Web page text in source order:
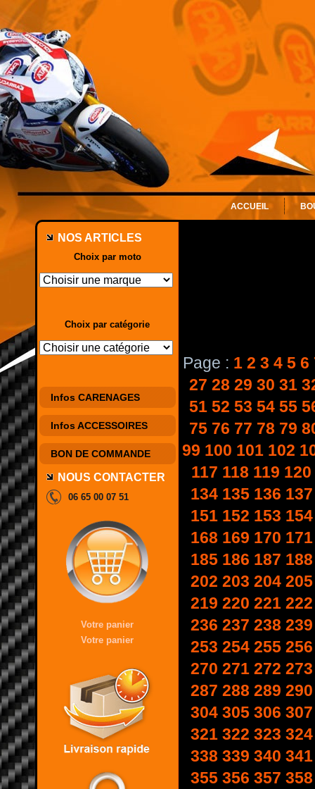
ACCUEIL
NOS ARTICLES
Choix par moto
Choix par catégorie
Infos CARENAGES
Infos ACCESSOIRES
BON DE COMMANDE
NOUS CONTACTER
06 65 00 07 51
Votre panier
Votre panier
Page : 1 2 3 4 5 6
27 28 29 30 31
51 52 53 54 55
75 76 77 78 79
99 100 101 102
117 118 119 120
134 135 136 137
151 152 153 154
168 169 170 171
185 186 187 188
202 203 204 205
219 220 221 222
236 237 238 239
253 254 255 256
270 271 272 273
287 288 289 290
304 305 306 307
321 322 323 324
338 339 340 341
355 356 357 358